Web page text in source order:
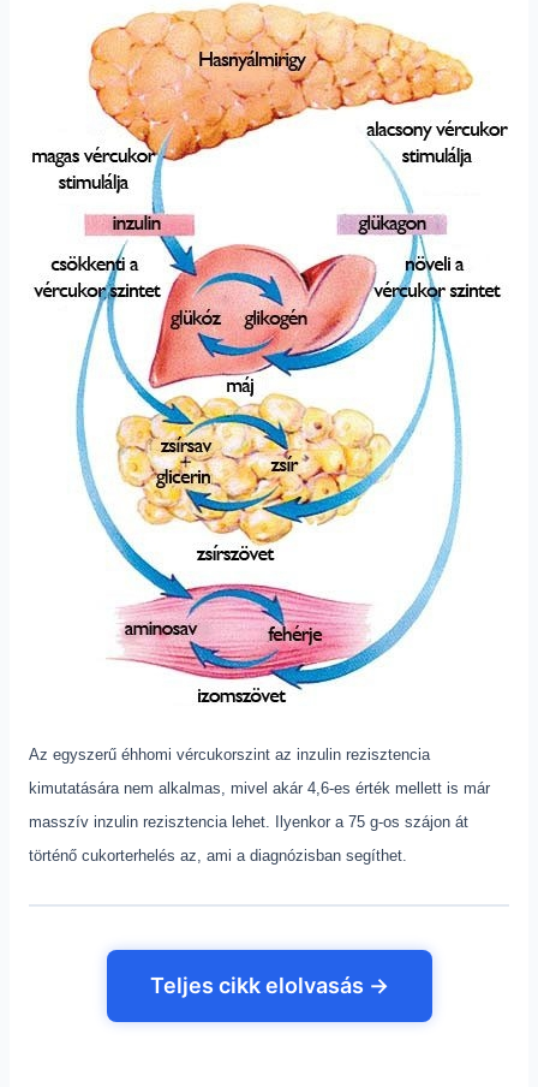
Az egyszerű éhhomi vércukorszint az inzulin rezisztencia
kimutatására nem alkalmas, mivel akár 4,6-es érték mellett is már
masszív inzulin rezisztencia lehet. Ilyenkor a 75 g-os szájon át
történő cukorterhelés az, ami a diagnózisban segíthet.
Teljes cikk elolvasás →